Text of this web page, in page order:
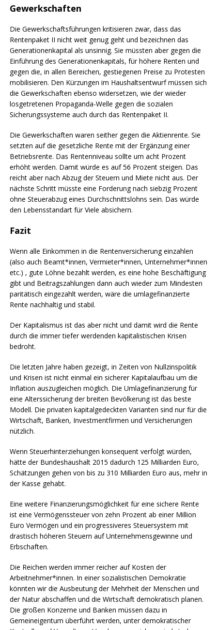
Gewerkschaften
Die Gewerkschaftsführungen kritisieren zwar, dass das
Rentenpaket II nicht weit genug geht und bezeichnen das
Generationenkapital als unsinnig. Sie müssten aber gegen die
Einführung des Generationenkapitals, für höhere Renten und
gegen die, in allen Bereichen, gestiegenen Preise zu Protesten
mobilisieren. Den Kürzungen im Haushaltsentwurf müssen sich
die Gewerkschaften ebenso widersetzen, wie der wieder
losgetretenen Propaganda-Welle gegen die sozialen
Sicherungssysteme auch durch das Rentenpaket II.
Die Gewerkschaften waren seither gegen die Aktienrente. Sie
setzten auf die gesetzliche Rente mit der Ergänzung einer
Betriebsrente. Das Rentenniveau sollte um acht Prozent
erhöht werden. Damit würde es auf 56 Prozent steigen. Das
reicht aber nach Abzug der Steuern und Miete nicht aus. Der
nächste Schritt müsste eine Forderung nach siebzig Prozent
ohne Steuerabzug eines Durchschnittslohns sein. Das würde
den Lebensstandart für Viele absichern.
Fazit
Wenn alle Einkommen in die Rentenversicherung einzahlen
(also auch Beamt*innen, Vermieter*innen, Unternehmer*innen
etc.) , gute Löhne bezahlt werden, es eine hohe Beschäftigung
gibt und Beitragszahlungen dann auch wieder zum Mindesten
paritätisch eingezahlt werden, wäre die umlagefinanzierte
Rente nachhaltig und stabil.
Der Kapitalismus ist das aber nicht und damit wird die Rente
durch die immer tiefer werdenden kapitalistischen Krisen
bedroht.
Die letzten Jahre haben gezeigt, in Zeiten von Nullzinspolitik
und Krisen ist nicht einmal ein sicherer Kapitalaufbau um die
Inflation auszugleichen möglich. Die Umlagefinanzierung für
eine Alterssicherung der breiten Bevölkerung ist das beste
Modell. Die privaten kapitalgedeckten Varianten sind nur für die
Wirtschaft, Banken, Investmentfirmen und Versicherungen
nützlich.
Wenn Steuerhinterziehungen konsequent verfolgt würden,
hätte der Bundeshaushalt 2015 dadurch 125 Milliarden Euro,
Schätzungen gehen von bis zu 310 Milliarden Euro aus, mehr in
der Kasse gehabt.
Eine weitere Finanzierungsmöglichkeit für eine sichere Rente
ist eine Vermögenssteuer von zehn Prozent ab einer Million
Euro Vermögen und ein progressiveres Steuersystem mit
drastisch höheren Steuern auf Unternehmensgewinne und
Erbschaften.
Die Reichen werden immer reicher auf Kosten der
Arbeitnehmer*innen. In einer sozialistischen Demokratie
könnten wir die Ausbeutung der Mehrheit der Menschen und
der Natur abschaffen und die Wirtschaft demokratisch planen.
Die großen Konzerne und Banken müssen dazu in
Gemeineigentum überführt werden, unter demokratischer